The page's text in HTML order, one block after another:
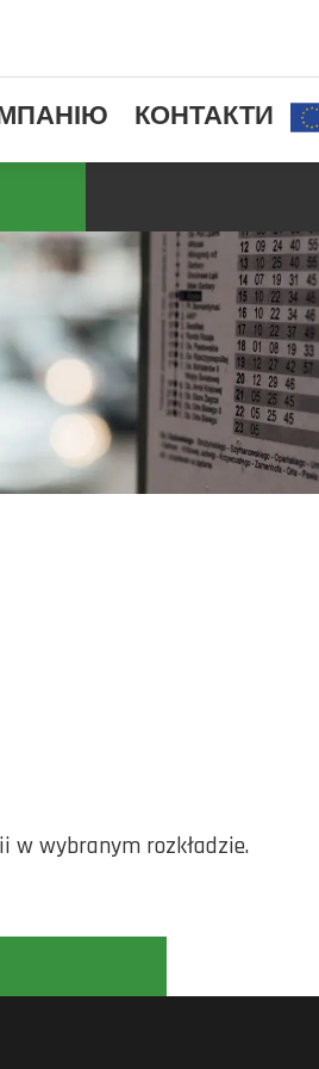
КОНТАКТИ
w wybranym rozkładzie.